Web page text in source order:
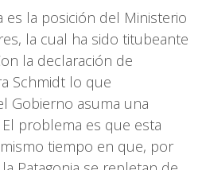
es la posición del Ministerio
la cual ha sido titubeante
la declaración de
Schmidt lo que
Gobierno asuma una
problema es que esta
tiempo en que, por